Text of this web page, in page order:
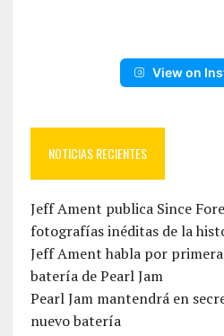
View on
NOTICIAS RECIENTES
Jeff Ament publica Since
fotografías inéditas de la
Jeff Ament habla por
batería de Pearl Jam
Pearl Jam mantendrá en
nuevo batería